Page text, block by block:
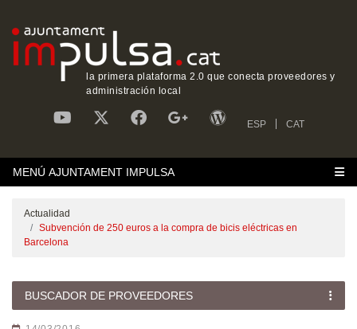
la primera plataforma 2.0 que conecta proveedores y
administración local
ESP CAT
MENÚ AJUNTAMENT IMPULSA
Actualidad
Subvención de 250 euros a la compra de bicis eléctricas en
Barcelona
BUSCADOR DE PROVEEDORES